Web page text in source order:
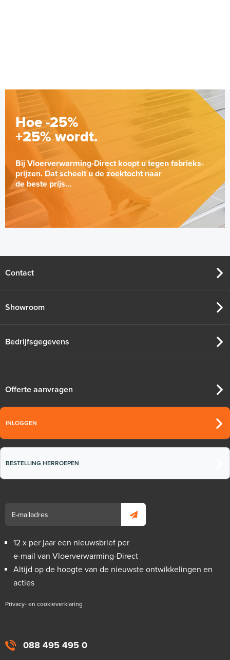
Hoe -25%
+25% wordt.
Bij Vloerverwarming-Direct koopt u tegen fabrieks-
prijzen. Dat scheelt u de zoektocht naar
de beste prijs...
088 495 495 0
Contact
Showroom
Bedrijfsgegevens
Offerte aanvragen
INLOGGEN
BESTELLING HERROEPEN
12 x per jaar een nieuwsbrief per
e-mail van Vloerverwarming-Direct
Altijd op de hoogte van de nieuwste ontwikkelingen en
acties
Privacy- en cookieverklaring